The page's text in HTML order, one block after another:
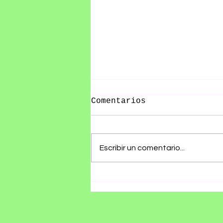
Comentarios
Escribir un comentario...